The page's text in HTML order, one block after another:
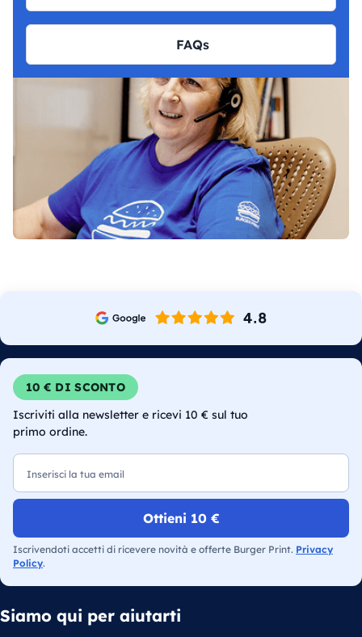
FAQs
10 € DI SCONTO
Iscriviti alla newsletter e ricevi 10 € sul tuo
primo ordine.
Ottieni 10 €
Iscrivendoti accetti di ricevere novità e offerte Burger Print. Privacy
Policy.
Siamo qui per aiutarti